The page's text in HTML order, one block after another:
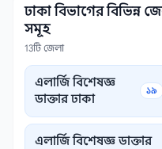
ঢাকা বিভাগের বিভিন্ন
সমূহ
13টি জেলা
এলার্জি বিশেষজ্ঞ
ডাক্তার ঢাকা
১৯
এলার্জি বিশেষজ্ঞ ডাক্তার